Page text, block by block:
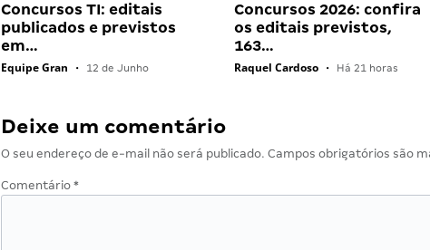
Concursos TI: editais
publicados e previstos
em…
Equipe Gran • 12 de Junho
Concursos 2026: confira
os editais previstos,
163…
Raquel Cardoso • Há 21 horas
Deixe um comentário
O seu endereço de e-mail não será publicado. Campos obrigatórios são
Comentário *